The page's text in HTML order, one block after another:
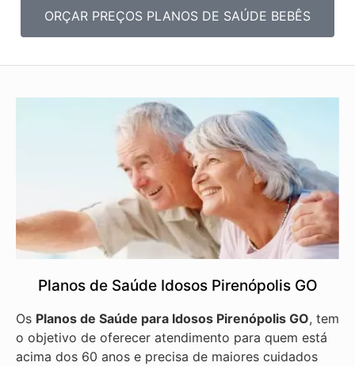
ORÇAR PREÇOS PLANOS DE SAÚDE BEBÊS
Planos de Saúde Idosos Pirenópolis GO
Os Planos de Saúde para Idosos Pirenópolis GO, tem
o objetivo de oferecer atendimento para quem está
acima dos 60 anos e precisa de maiores cuidados